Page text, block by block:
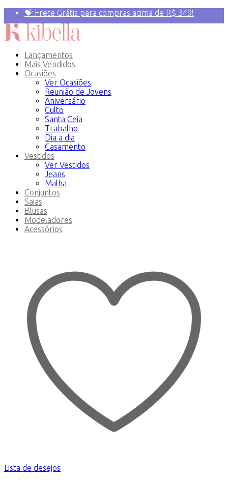
💝 Frete Grátis para compras acima de R$ 349!
Primeira compra? 10% OFF com o Cupom:
PRIMEIRAVEZ
Lançamentos
Mais Vendidos
Ocasiões
Ver Ocasiões
Reunião de Jovens
Aniversário
Culto
Santa Ceia
Trabalho
Dia a dia
Casamento
Vestidos
Ver Vestidos
Jeans
Malha
Conjuntos
Saias
Blusas
Modeladores
Acessórios
Lista de desejos